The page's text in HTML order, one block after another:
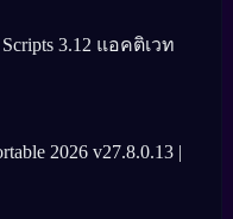
3.12 แอคติเวท
2026 v27.8.0.13 |